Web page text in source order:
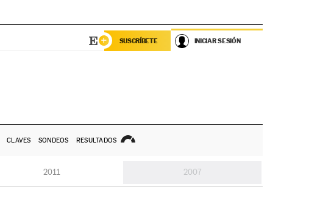
SUSCRÍBETE INICIAR SESIÓN
CLAVES SONDEOS RESULTADOS
2011 2007